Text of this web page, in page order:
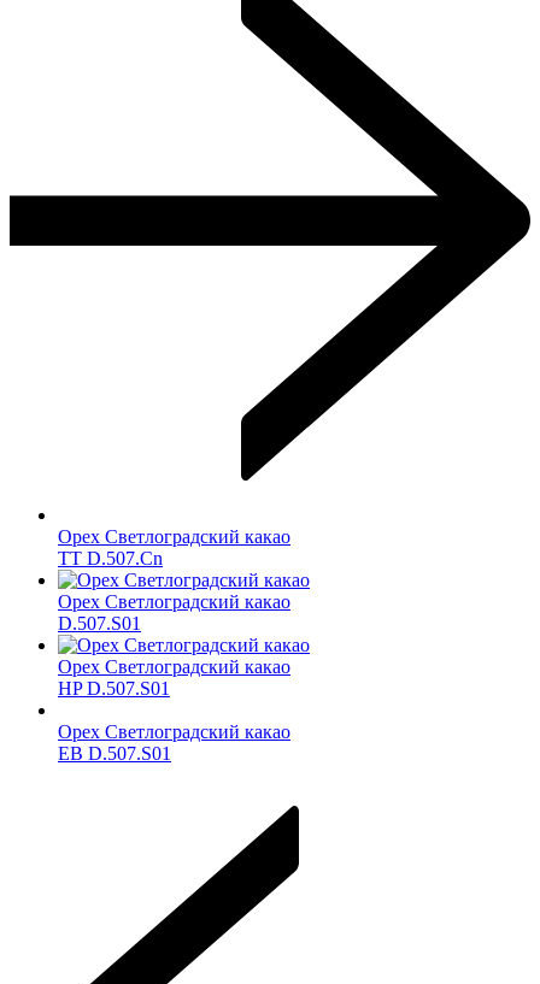
Орех Светлоградский какао
TT D.507.Cn
Орех Светлоградский какао
D.507.S01
Орех Светлоградский какао
HP D.507.S01
Орех Светлоградский какао
ЕВ D.507.S01